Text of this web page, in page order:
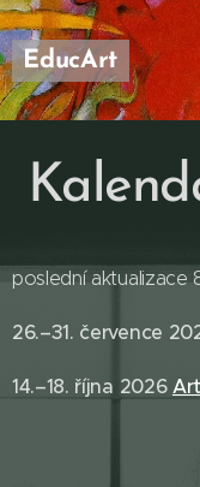
EducArt
poslední aktualizace
26.–31. července
14.–18. října 2026